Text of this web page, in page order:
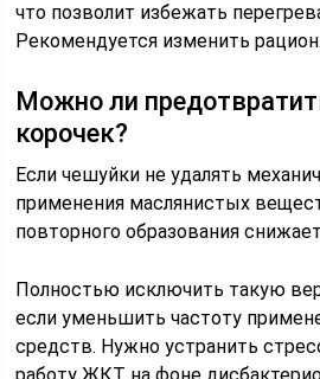
что позволит избежать
Рекомендуется изменить рацион.
Можно ли
корочек?
Если чешуйки не удалять
применения маслянистых
повторного образования
Полностью исключить такую
если уменьшить частоту
средств. Нужно устранить